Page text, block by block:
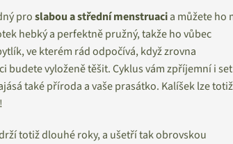
proslabou a střední menstruacia můžete ho
hebký a perfektně pružný, takže ho vůbec
ve kterém rád odpočívá, když zrovna
budete vyloženě těšit. Cyklus vám zpříjemní i set
také příroda a vaše prasátko. Kalíšek lze totiž
totiž dlouhé roky, a ušetří tak obrovskou